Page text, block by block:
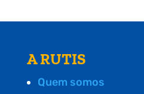
A RUTIS
Quem somos